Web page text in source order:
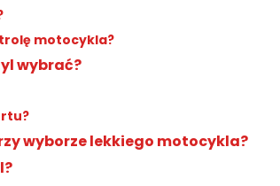
motocykla?
wybrać?
wyborze lekkiego motocykla?